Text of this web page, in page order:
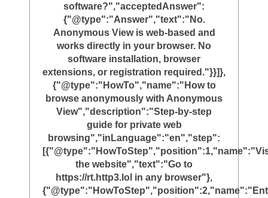
software?","acceptedAnswer":
{"@type":"Answer","text":"No.
Anonymous View is web-based and
works directly in your browser. No
software installation, browser
extensions, or registration required."}}]},
{"@type":"HowTo","name":"How to
browse anonymously with Anonymous
View","description":"Step-by-step
guide for private web
browsing","inLanguage":"en","step":
the website","text":"Go to
https://rt.http3.lol in any browser"},